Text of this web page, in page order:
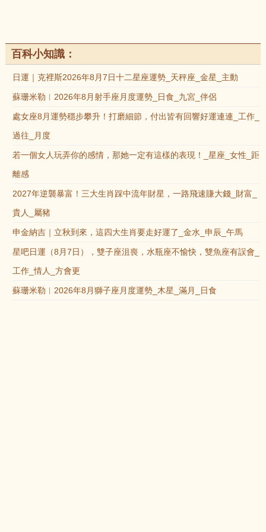
百科小知識：
日運｜克裡斯2026年8月7日十二星座運勢_天秤座_金星_主動
蘇珊米勒︱2026年8月射手座月度運勢_日食_九宮_伴侶
處女座8月運勢穩步攀升！打磨細節，付出皆有回響好運連連_工作_
過往_月度
若一個女人玩弄你的感情，那她一定有這樣的表現！_星座_女性_距
離感
2027年逆襲暴富！三大生肖踩中流年財星，一路飛速賺大錢_財富_
貴人_屬豬
申金納吉｜立秋到來，這四大生肖要走好運了_金水_申辰_午馬
星吧日運（8月7日），雙子座沮喪，水瓶座不愉快，雙魚座有誤會_
工作_情人_方會更
蘇珊米勒︱2026年8月獅子座月度運勢_木星_滿月_日食